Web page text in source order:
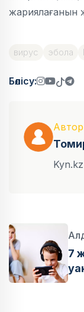
жариялағанын
вирус эбола
Бөлісу:
Автор
Kyn.kz
7